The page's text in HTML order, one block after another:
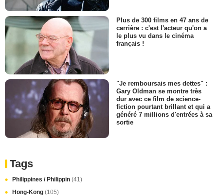
Plus de 300 films en 47 ans de
carrière : c'est l'acteur qu'on a
le plus vu dans le cinéma
français !
"Je remboursais mes dettes" :
Gary Oldman se montre très
dur avec ce film de science-
fiction pourtant brillant et qui a
généré 7 millions d'entrées à sa
sortie
Tags
Philippines / Philippin (41)
Hong-Kong (105)